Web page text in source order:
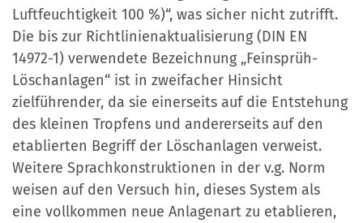
Luftfeuchtigkeit 100 %)“, was sicher nicht zutrifft.
Die bis zur Richtlinienaktualisierung (DIN EN
14972-1) verwendete Bezeichnung „Feinsprüh-
Löschanlagen“ ist in zweifacher Hinsicht
zielführender, da sie einerseits auf die Entstehung
des kleinen Tropfens und andererseits auf den
etablierten Begriff der Löschanlagen verweist.
Weitere Sprachkonstruktionen in der v.g. Norm
weisen auf den Versuch hin, dieses System als
eine vollkommen neue Anlagenart zu etablieren,